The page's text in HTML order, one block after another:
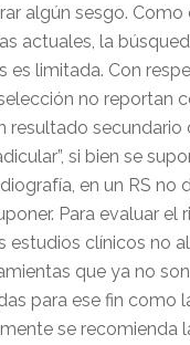
algún sesgo. Como
actuales, la
es limitada. Con
no reportan
resultado secundario
si bien se
en un RS no
Para evaluar el
estudios clínicos no
que ya no son
para ese fin como
se recomienda